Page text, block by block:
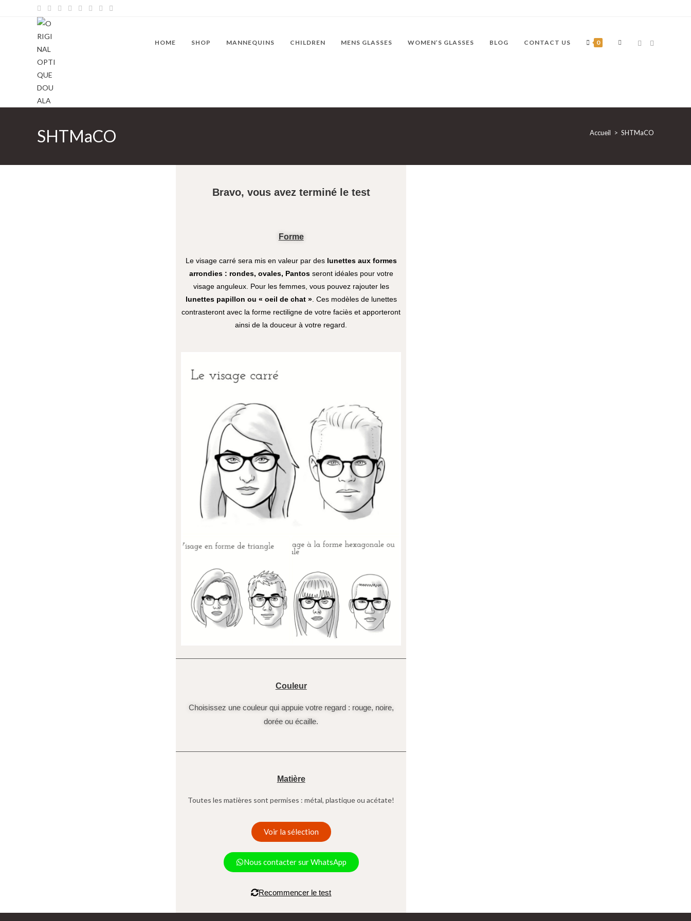
HOME SHOP MANNEQUINS CHILDREN MENS GLASSES WOMEN’S GLASSES BLOG CONTACT US 0
SHTMaCO Accueil > SHTMaCO
Bravo, vous avez terminé le test
Forme
Le visage carré sera mis en valeur par des lunettes aux formes
arrondies : rondes, ovales, Pantosseront idéales pour votre
visage anguleux. Pour les femmes, vous pouvez rajouter les
lunettes papillon ou « oeil de chat ». Ces modèles de lunettes
contrasteront avec la forme rectiligne de votre faciès et apporteront
ainsi de la douceur à votre regard.
Couleur
Choisissez une couleur qui appuie votre regard : rouge, noire,
dorée ou écaille.
Matière
Toutes les matières sont permises : métal, plastique ou acétate!
Voir la sélection
Nous contacter sur WhatsApp
Recommencer le test